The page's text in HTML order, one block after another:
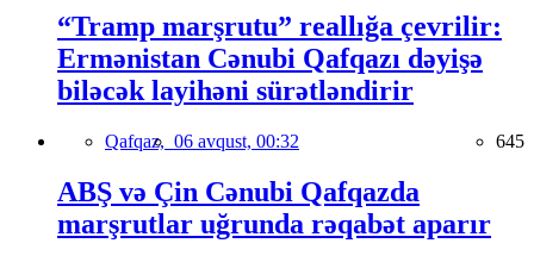
“Tramp marşrutu” reallığa çevrilir:
Ermənistan Cənubi Qafqazı dəyişə
biləcək layihəni sürətləndirir
Qafqaz, 06 avqust, 00:32 645
ABŞ və Çin Cənubi Qafqazda
marşrutlar uğrunda rəqabət aparır